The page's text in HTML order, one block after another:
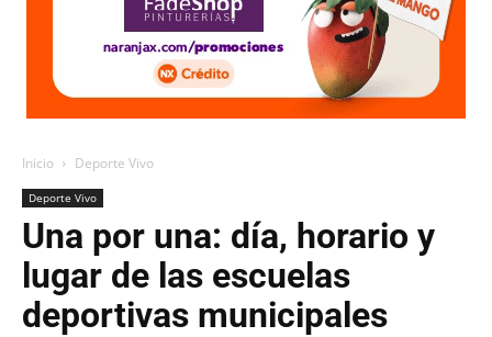
Inicio Deporte Vivo
Deporte Vivo
Una por una: día, horario y
lugar de las escuelas
deportivas municipales